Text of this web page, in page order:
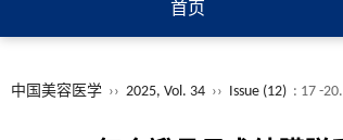
首页
中国美容医学 ›› 2025, Vol. 34 ›› Issue (12) : 17 -20.